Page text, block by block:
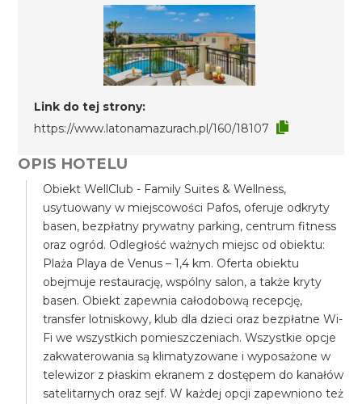
Link do tej strony:
https://www.latonamazurach.pl/160/18107
OPIS HOTELU
Obiekt WellClub - Family Suites & Wellness,
usytuowany w miejscowości Pafos, oferuje odkryty
basen, bezpłatny prywatny parking, centrum fitness
oraz ogród. Odległość ważnych miejsc od obiektu:
Plaża Playa de Venus – 1,4 km. Oferta obiektu
obejmuje restaurację, wspólny salon, a także kryty
basen. Obiekt zapewnia całodobową recepcję,
transfer lotniskowy, klub dla dzieci oraz bezpłatne Wi-
Fi we wszystkich pomieszczeniach. Wszystkie opcje
zakwaterowania są klimatyzowane i wyposażone w
telewizor z płaskim ekranem z dostępem do kanałów
satelitarnych oraz sejf. W każdej opcji zapewniono też